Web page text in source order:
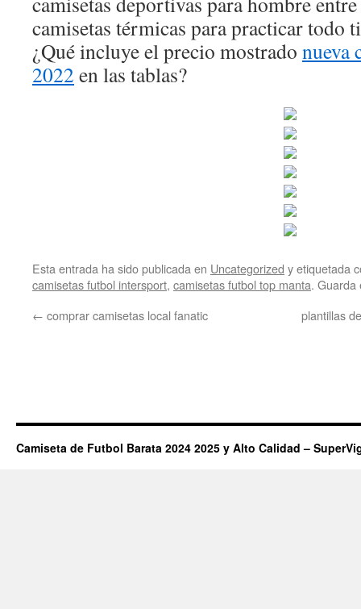
camisetas térmicas para practicar todo
¿Qué incluye el precio mostrado nueva
2022 en las tablas?
Esta entrada ha sido publicada en Uncategorized y etiquetada
camisetas futbol intersport, camisetas futbol top manta.
← comprar camisetas local fanatic plantillas
Camiseta de Futbol Barata 2024 2025 y Alto Calidad –